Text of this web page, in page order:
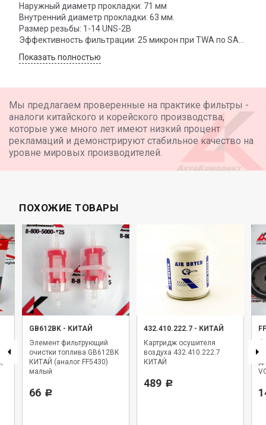
Наружный диаметр прокладки: 71 мм
Внутренний диаметр прокладки: 63 мм.
Размер резьбы: 1-14 UNS-2B
Эффективность фильтрации: 25 микрон при TWA по SAE
Эффективность водоотделения 95% (как свободной, так
Невский фильтр NF3626
Fleetguard FS19732
MANN FILTER WK9020/1X
Baldwin BF1385-SPS
Donaldson P550848
Показать полностью
Мы предлагаем проверенные на практике фильтры -
аналоги китайского и корейского производства,
которые уже много лет имеют низкий процент
рекламаций и демонстрируют стабильное качество на
уровне мировых производителей.
ПОХОЖИЕ ТОВАРЫ
GB612BK - КИТАЙ
Элемент фильтрующий
очистки топлива GB612BK
КИТАЙ (аналог FF5430)
малый
66 Р
432.410.222.7 - КИТАЙ
Картридж осушителя
воздуха 432.410.222.7
КИТАЙ
489 Р